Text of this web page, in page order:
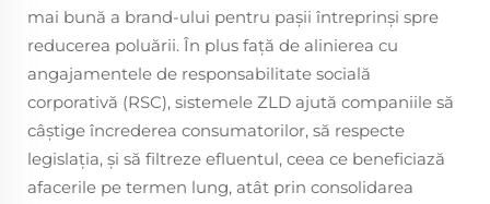
mai bună a brand-ului pentru pașii întreprinși spre
reducerea poluării. În plus față de alinierea cu
angajamentele de responsabilitate socială
corporativă (RSC), sistemele ZLD ajută companiile să
câștige încrederea consumatorilor, să respecte
legislația, și să filtreze efluentul, ceea ce beneficiază
afacerile pe termen lung, atât prin consolidarea